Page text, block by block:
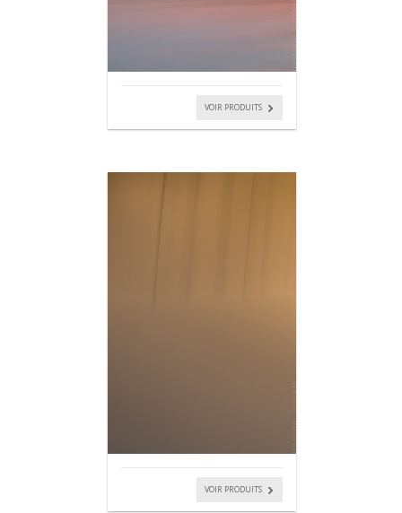
VOIR PRODUITS
VOIR PRODUITS